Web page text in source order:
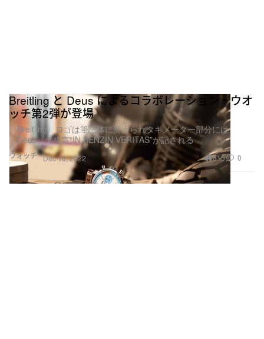
ウォッチ
Breitling と Deus によるコラボレーション・ウオ
ッチ第2弾が登場
〈Breitling〉ロゴは筆記体に変えられタキメーター部分には
〈Deus〉の格言“IN BENZIN VERITAS”が記される
Dec 18, 2022 815 0